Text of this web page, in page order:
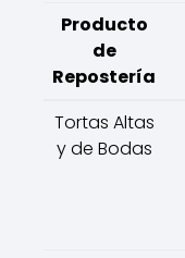
Producto
de
Repostería
Tortas Altas
y de Bodas